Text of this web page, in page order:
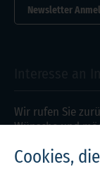
Cookies,
Newsletter
Wir rufen Sie
Wünsche und